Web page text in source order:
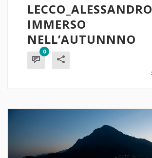
LECCO_ALESSANDRO
IMMERSO
NELL’AUTUNNNO
0